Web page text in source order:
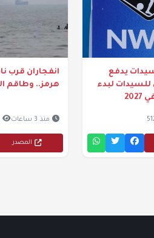
يدفع
للسيدات لبدء
انفجاران قرب
هرمز.. وطاقم
منذ 3 ساعات
المصدر